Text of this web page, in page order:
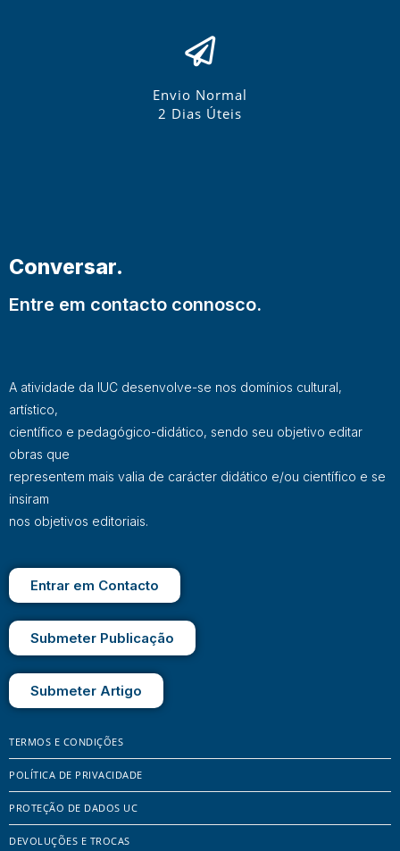
Envio Normal
2 Dias Úteis
Conversar.
Entre em contacto connosco.
A atividade da IUC desenvolve-se nos domínios cultural,
artístico,
científico e pedagógico-didático, sendo seu objetivo editar
obras que
representem mais valia de carácter didático e/ou científico e se
insiram
nos objetivos editoriais.
Entrar em Contacto
Submeter Publicação
Submeter Artigo
TERMOS E CONDIÇÕES
POLÍTICA DE PRIVACIDADE
PROTEÇÃO DE DADOS UC
DEVOLUÇÕES E TROCAS